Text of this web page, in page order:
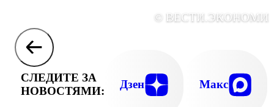
©
СЛЕДИТЕ ЗА
НОВОСТЯМИ:
Дзен Макс